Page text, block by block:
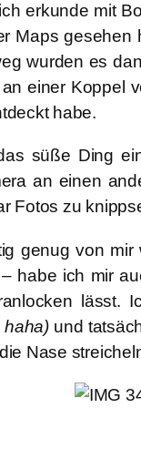
erkunde mit
Maps gesehen
wurden es
einer Koppel
habe.
süße Ding
an einen
Fotos zu
genug von
habe ich mir
lässt.
haha)und
Nase